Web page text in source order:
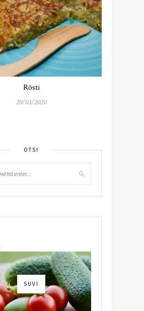
Rösti
20/03/2020
OTSI
SUVI